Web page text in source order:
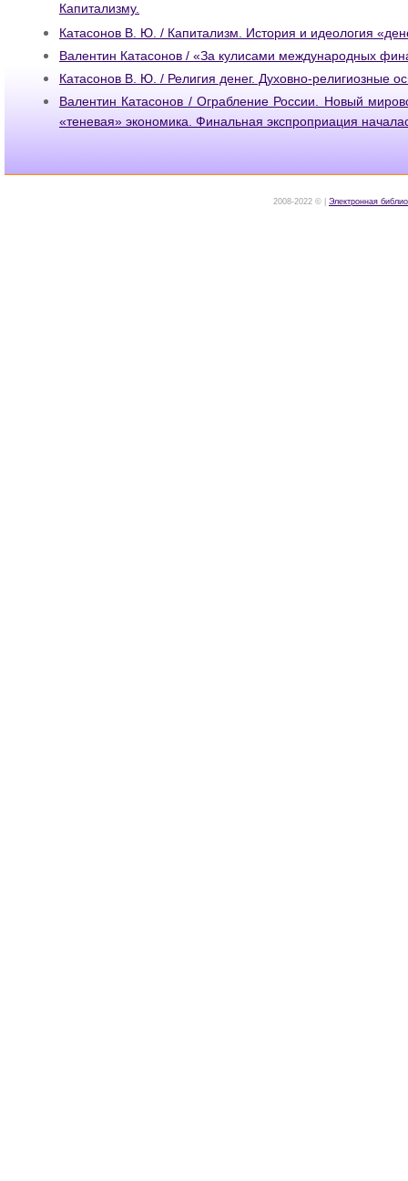
Капитализму.
Катасонов В. Ю. / Капитализм. История и идеология
Валентин Катасонов / «За кулисами международных
Катасонов В. Ю. / Религия денег. Духовно-религиозные
Валентин Катасонов / Ограбление России. Новый
«теневая» экономика. Финальная экспроприация
2008-2022 © | Электронная